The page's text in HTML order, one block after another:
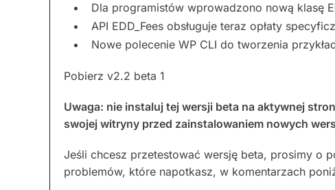
Dla programistów wprowadzono nową klasę
API EDD_Fees obsługuje teraz opłaty
Nowe polecenie WP CLI do tworzenia
Pobierz v2.2 beta 1
Uwaga: nie instaluj tej wersji beta na aktywnej
swojej witryny przed zainstalowaniem nowych
Jeśli chcesz przetestować wersję beta, prosimy o
problemów, które napotkasz, w komentarzach